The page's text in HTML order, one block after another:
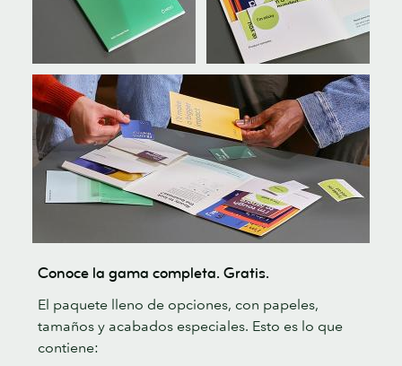
Conoce la gama completa. Gratis.
El paquete lleno de opciones, con papeles,
tamaños y acabados especiales. Esto es lo que
contiene: